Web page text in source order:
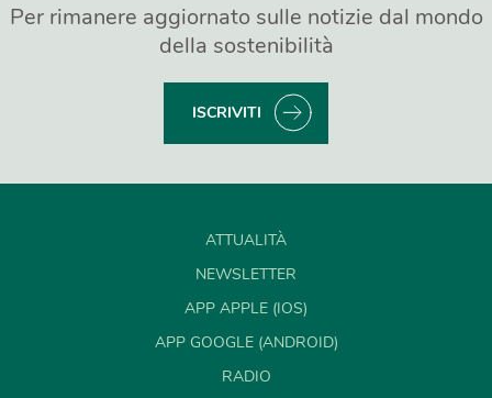
Per rimanere aggiornato sulle notizie dal mondo
della sostenibilità
ISCRIVITI
ATTUALITÀ
NEWSLETTER
APP APPLE (IOS)
APP GOOGLE (ANDROID)
RADIO